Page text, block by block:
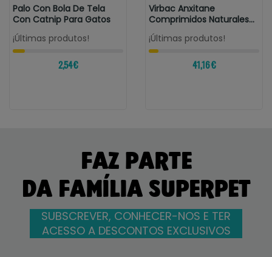
Palo Con Bola De Tela
Con Catnip Para Gatos
¡Últimas produtos!
2,54 €
Virbac Anxitane
Comprimidos Naturales
¡Últimas produtos!
41,16 €
FAZ PARTE
DA FAMÍLIA SUPERPET
SUBSCREVER, CONHECER-NOS E TER
ACESSO A DESCONTOS EXCLUSIVOS